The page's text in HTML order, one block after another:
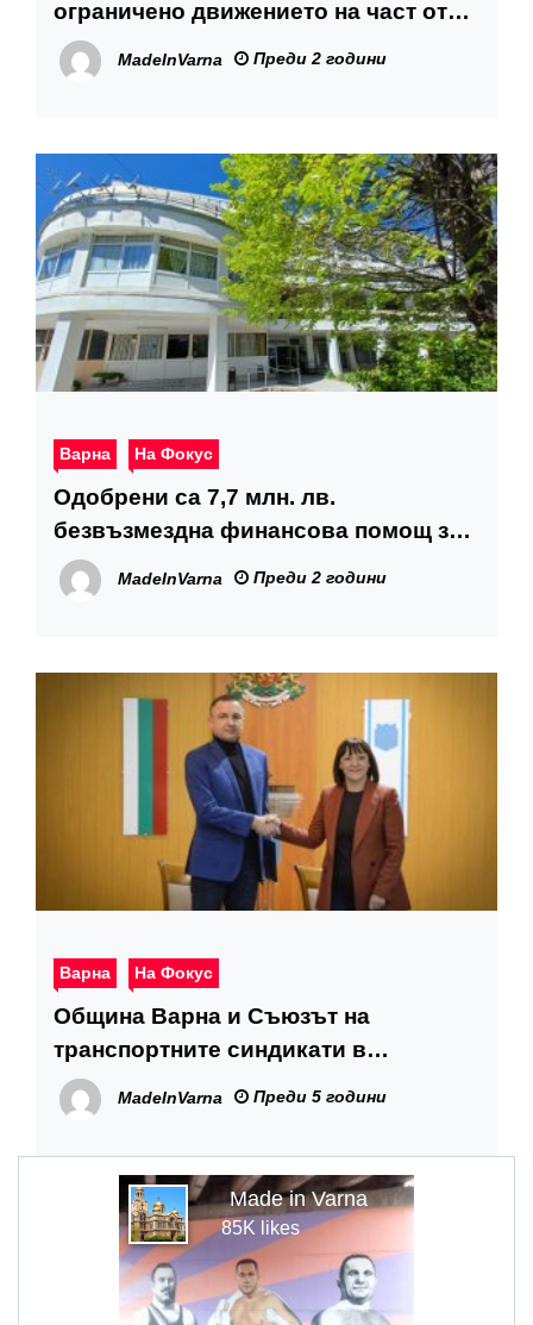
ограничено движението на част от
бул. „Хр. Смирненски“
MadeInVarna Преди 2 години
Варна На Фокус
Одобрени са 7,7 млн. лв.
безвъзмездна финансова помощ за
ремонт на дом „Гергана“
MadeInVarna Преди 2 години
Варна На Фокус
Община Варна и Съюзът на
транспортните синдикати в
България подписаха споразумение
за сътрудничество
MadeInVarna Преди 5 години
Made in Varna
85K likes